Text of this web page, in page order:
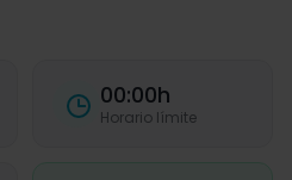
00:00h
Horario límite